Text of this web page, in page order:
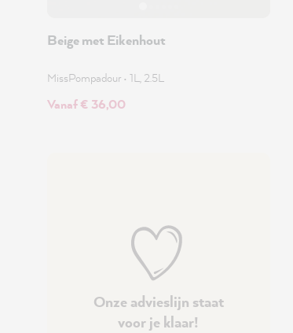
Beige met Eikenhout
MissPompadour • 1L, 2.5L
Vanaf € 36,00
Onze advieslijn staat
voor je klaar!